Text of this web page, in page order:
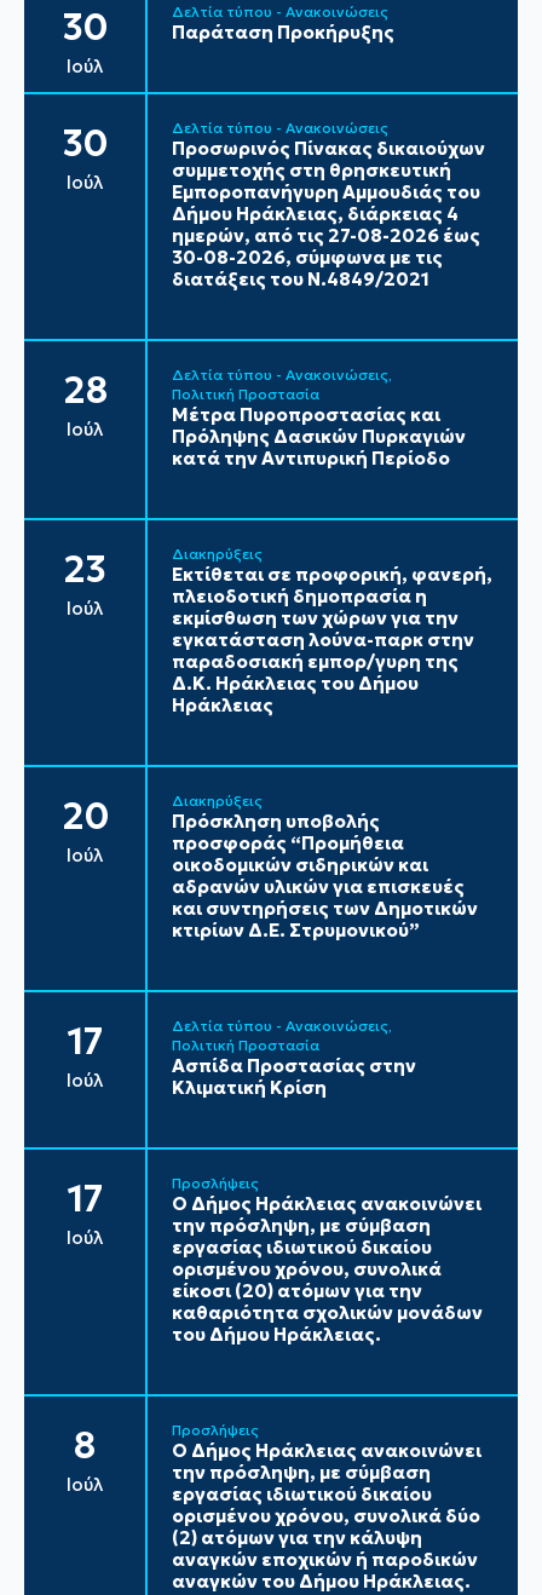
30
Ιούλ
Δελτία τύπου - Ανακοινώσεις
Παράταση Προκήρυξης
30
Ιούλ
Δελτία τύπου - Ανακοινώσεις
Προσωρινός Πίνακας δικαιούχων
συμμετοχής στη θρησκευτική
Εμποροπανήγυρη Αμμουδιάς του
Δήμου Ηράκλειας, διάρκειας 4
ημερών, από τις 27-08-2026 έως
30-08-2026, σύμφωνα με τις
διατάξεις του Ν.4849/2021
28
Ιούλ
Δελτία τύπου - Ανακοινώσεις
Πολιτική Προστασία
Μέτρα Πυροπροστασίας και
Πρόληψης Δασικών Πυρκαγιών
κατά την Αντιπυρική Περίοδο
23
Ιούλ
Διακηρύξεις
Εκτίθεται σε προφορική, φανερή,
πλειοδοτική δημοπρασία η
εκμίσθωση των χώρων για την
εγκατάσταση λούνα-παρκ στην
παραδοσιακή εμπορ/γυρη της
Δ.Κ. Ηράκλειας του Δήμου
Ηράκλειας
20
Ιούλ
Διακηρύξεις
Πρόσκληση υποβολής
προσφοράς “Προμήθεια
οικοδομικών σιδηρικών και
αδρανών υλικών για επισκευές
και συντηρήσεις των Δημοτικών
κτιρίων Δ.Ε. Στρυμονικού”
17
Ιούλ
Δελτία τύπου - Ανακοινώσεις
Πολιτική Προστασία
Ασπίδα Προστασίας στην
Κλιματική Κρίση
17
Ιούλ
Προσλήψεις
Ο Δήμος Ηράκλειας ανακοινώνει
την πρόσληψη, με σύμβαση
εργασίας ιδιωτικού δικαίου
ορισμένου χρόνου, συνολικά
είκοσι (20) ατόμων για την
καθαριότητα σχολικών μονάδων
του Δήμου Ηράκλειας.
8
Ιούλ
Προσλήψεις
Ο Δήμος Ηράκλειας ανακοινώνει
την πρόσληψη, με σύμβαση
εργασίας ιδιωτικού δικαίου
ορισμένου χρόνου, συνολικά δύο
(2) ατόμων για την κάλυψη
αναγκών εποχικών ή παροδικών
αναγκών του Δήμου Ηράκλειας.